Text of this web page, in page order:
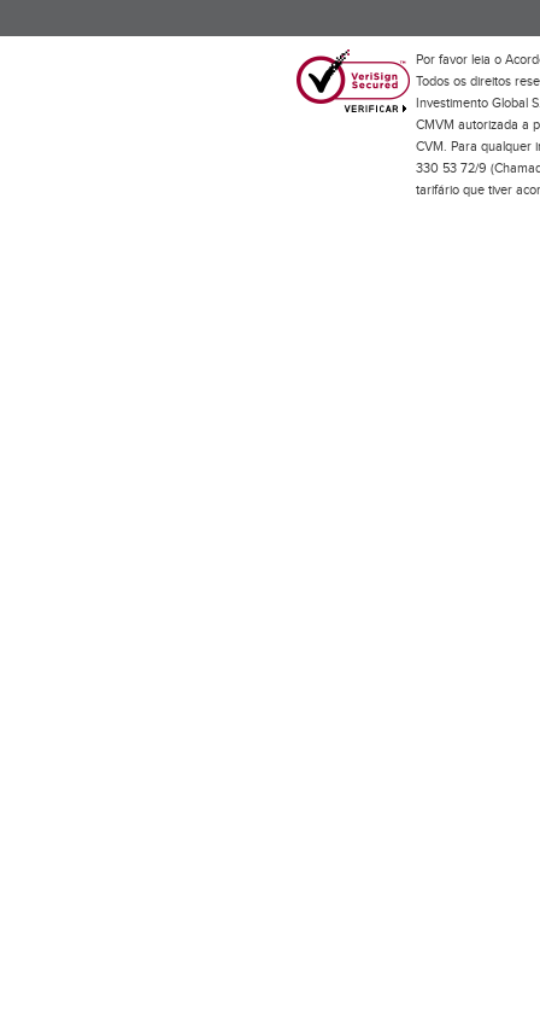
Por favor leia o
Todos os direitos
Investimento Global
CMVM autorizada a
CVM. Para qualquer
330 53 72/9
tarifário que tiver